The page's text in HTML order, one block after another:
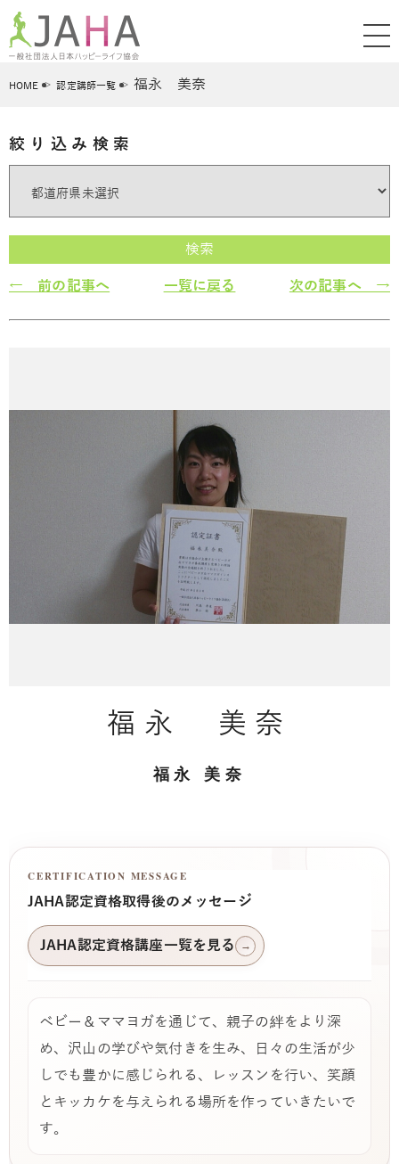
HOME 認定講師一覧 福永 美奈
絞り込み検索
検索
← 前の記事へ 一覧に戻る 次の記事へ →
福永 美奈
福永 美奈
CERTIFICATION MESSAGE
JAHA認定資格取得後のメッセージ
JAHA認定資格講座一覧を見る →
ベビー＆ママヨガを通じて、親子の絆をより深
め、沢山の学びや気付きを生み、日々の生活が少
しでも豊かに感じられる、レッスンを行い、笑顔
とキッカケを与えられる場所を作っていきたいで
す。